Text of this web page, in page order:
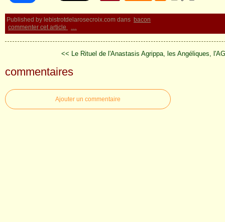
Published by lebistrotdelarosecroix.com dans bacon
commenter cet article
…
<< Le Rituel de l'Anastasis Agrippa, les Angéliques,
commentaires
Ajouter un commentaire